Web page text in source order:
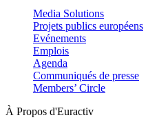
Media Solutions
Projets publics européens
Evénements
Emplois
Agenda
Communiqués de presse
Members’ Circle
À Propos d'Euractiv